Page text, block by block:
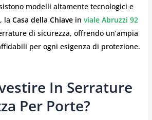
modelli altamente tecnologici e
la Casa della Chiavein viale Abruzzi 92
di sicurezza, offrendo un’ampia
per ogni esigenza di protezione.
In Serrature
Per Porte?